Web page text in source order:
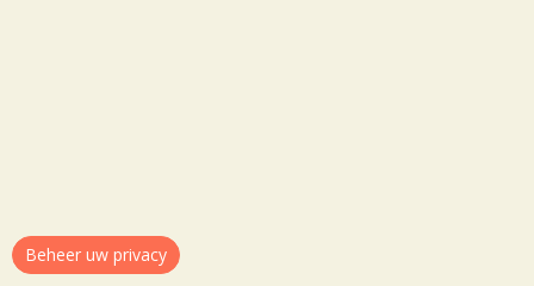
Beheer uw privacy